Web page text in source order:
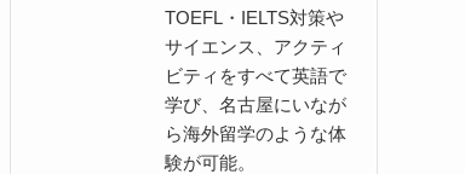
TOEFL・IELTS対策や
サイエンス、アクティ
ビティをすべて英語で
学び、名古屋にいなが
ら海外留学のような体
験が可能。